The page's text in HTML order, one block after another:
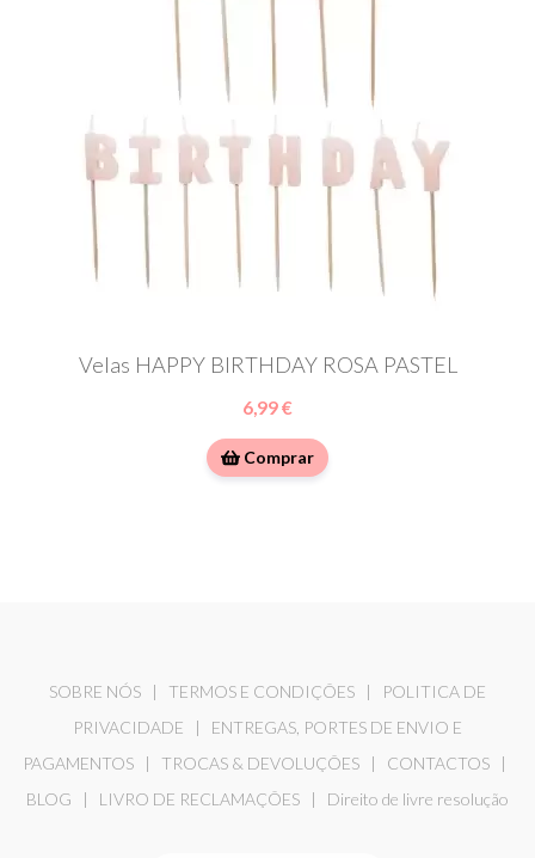
Velas HAPPY BIRTHDAY ROSA PASTEL
6,99 €
Comprar
SOBRE NÓS | TERMOS E CONDIÇÕES |
POLITICA DE
PRIVACIDADE | ENTREGAS, PORTES DE ENVIO E
PAGAMENTOS| TROCAS & DEVOLUÇÕES| CONTACTOS|
BLOG | LIVRO DE RECLAMAÇÕES | Direito de livre resolução